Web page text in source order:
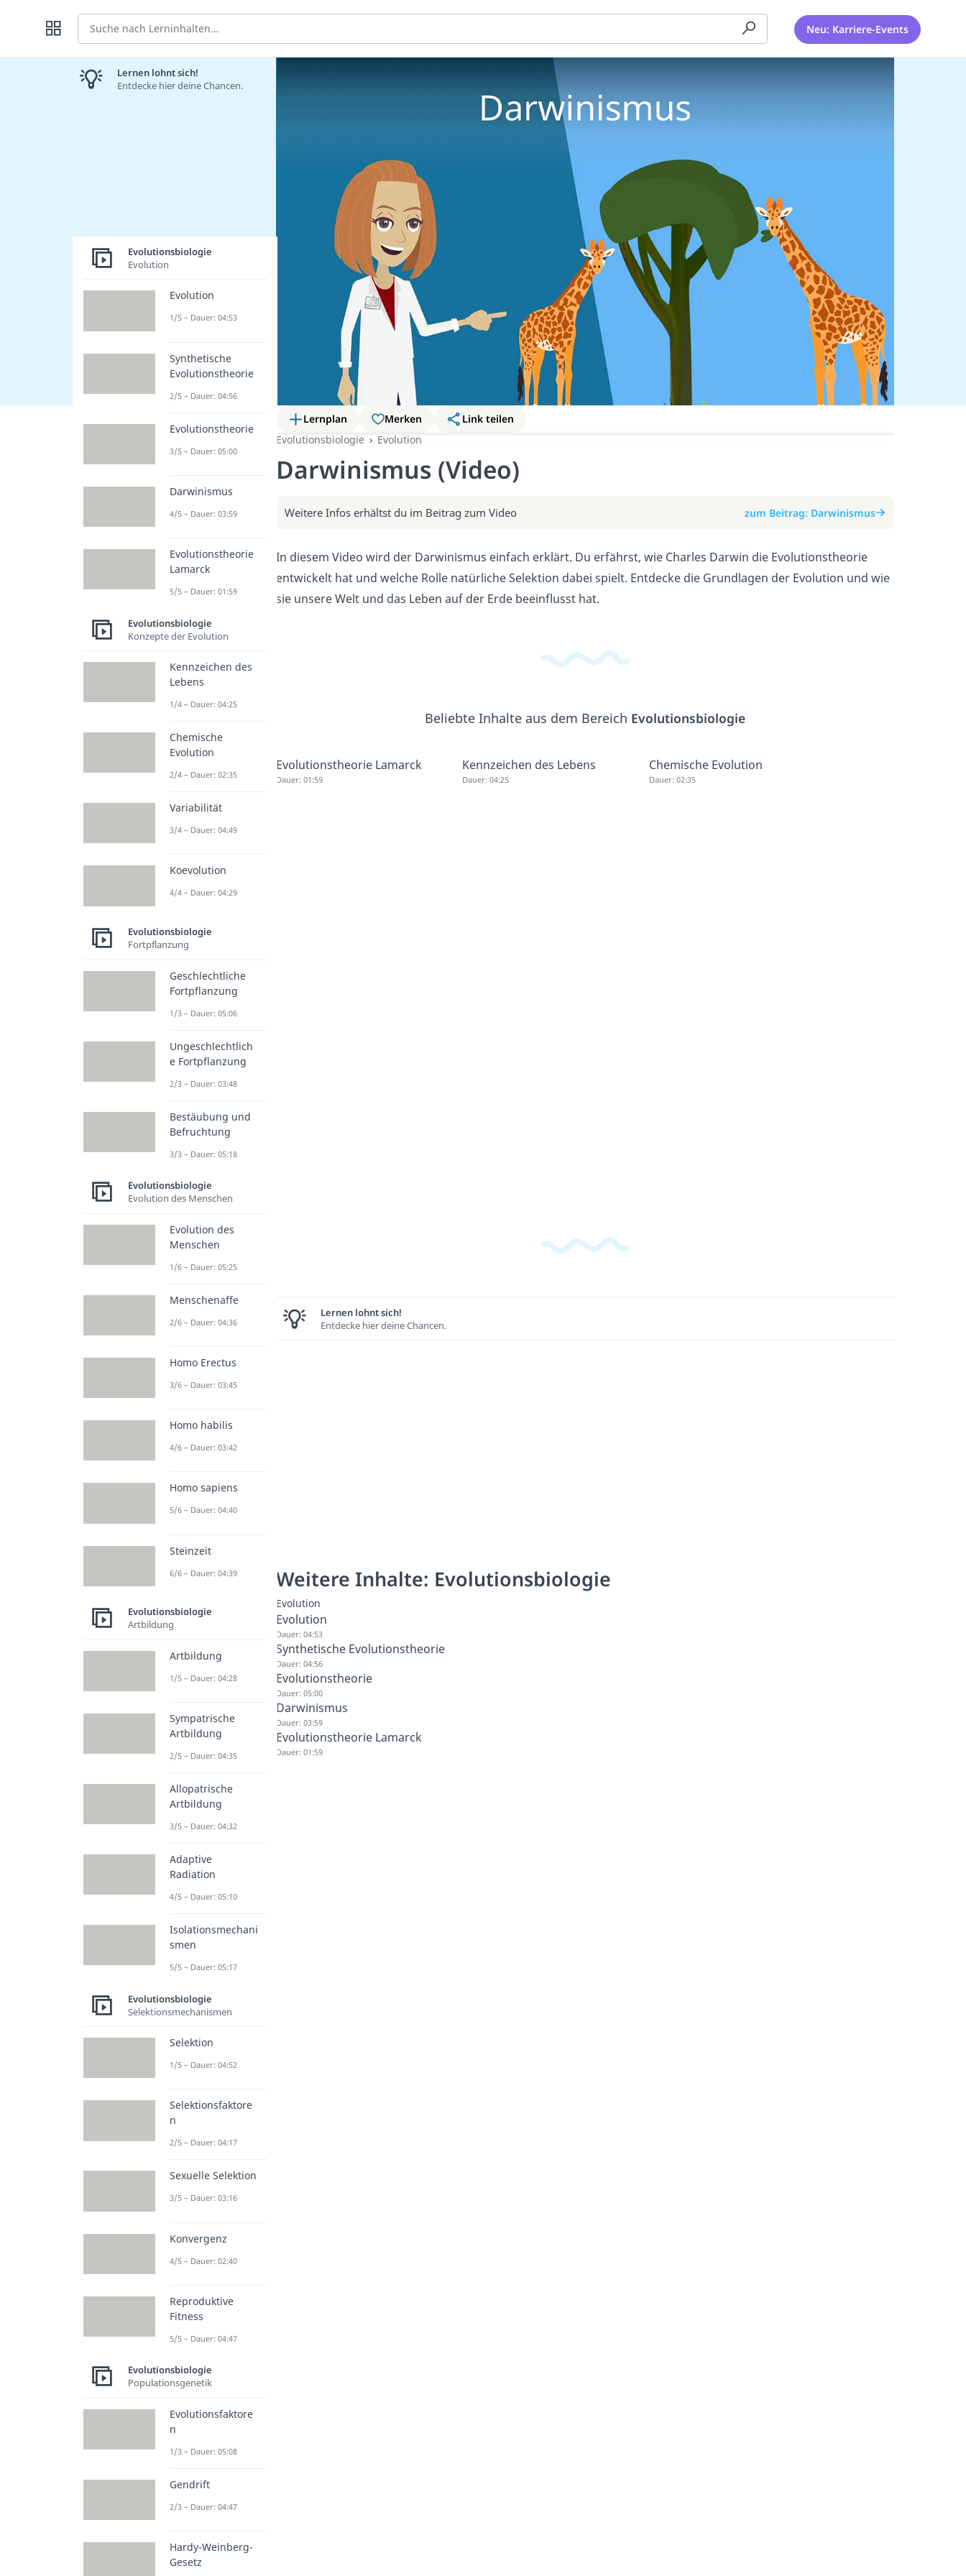
Suche Neu: Karriere-Events
Lernplan Merken
Link teilen
Evolutionsbiologie
Evolution
Darwinismus (Video)
Weitere Infos erhältst du im Beitrag zum Video zum Beitrag: Darwinismus
In diesem Video wird der Darwinismus einfach erklärt. Du erfährst, wie Charles Darwin die Evolutionstheorie
entwickelt hat und welche Rolle natürliche Selektion dabei spielt. Entdecke die Grundlagen der Evolution und wie
sie unsere Welt und das Leben auf der Erde beeinflusst hat.
Beliebte Inhalte aus dem Bereich Evolutionsbiologie
Evolutionstheorie Lamarck
Dauer: 01:59
Kennzeichen des Lebens
Dauer: 04:25
Chemische Evolution
Dauer: 02:35
Lernen lohnt sich!
Entdecke hier deine Chancen.
Weitere Inhalte: Evolutionsbiologie
Evolution
Evolution
Dauer: 04:53
Synthetische Evolutionstheorie
Dauer: 04:56
Evolutionstheorie
Dauer: 05:00
Darwinismus
Dauer: 03:59
Evolutionstheorie Lamarck
Dauer: 01:59
Lernen lohnt sich!
Entdecke hier deine Chancen.
Evolutionsbiologie
Evolution
Evolution
1/5 – Dauer: 04:53
Synthetische
Evolutionstheorie
2/5 – Dauer: 04:56
Evolutionstheorie
3/5 – Dauer: 05:00
Darwinismus
4/5 – Dauer: 03:59
Evolutionstheorie
Lamarck
5/5 – Dauer: 01:59
Evolutionsbiologie
Konzepte der Evolution
Kennzeichen des
Lebens
1/4 – Dauer: 04:25
Chemische
Evolution
2/4 – Dauer: 02:35
Variabilität
3/4 – Dauer: 04:49
Koevolution
4/4 – Dauer: 04:29
Evolutionsbiologie
Fortpflanzung
Geschlechtliche
Fortpflanzung
1/3 – Dauer: 05:06
Ungeschlechtlich
e Fortpflanzung
2/3 – Dauer: 03:48
Bestäubung und
Befruchtung
3/3 – Dauer: 05:18
Evolutionsbiologie
Evolution des Menschen
Evolution des
Menschen
1/6 – Dauer: 05:25
Menschenaffe
2/6 – Dauer: 04:36
Homo Erectus
3/6 – Dauer: 03:45
Homo habilis
4/6 – Dauer: 03:42
Homo sapiens
5/6 – Dauer: 04:40
Steinzeit
6/6 – Dauer: 04:39
Evolutionsbiologie
Artbildung
Artbildung
1/5 – Dauer: 04:28
Sympatrische
Artbildung
2/5 – Dauer: 04:35
Allopatrische
Artbildung
3/5 – Dauer: 04:32
Adaptive
Radiation
4/5 – Dauer: 05:10
Isolationsmechani
smen
5/5 – Dauer: 05:17
Evolutionsbiologie
Selektionsmechanismen
Selektion
1/5 – Dauer: 04:52
Selektionsfaktore
n
2/5 – Dauer: 04:17
Sexuelle Selektion
3/5 – Dauer: 03:16
Konvergenz
4/5 – Dauer: 02:40
Reproduktive
Fitness
5/5 – Dauer: 04:47
Evolutionsbiologie
Populationsgenetik
Evolutionsfaktore
n
1/3 – Dauer: 05:08
Gendrift
2/3 – Dauer: 04:47
Hardy-Weinberg-
Gesetz